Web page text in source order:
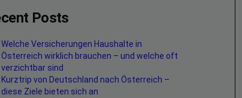
Posts
Welche Versicherungen Haushalte in
Österreich wirklich brauchen – und welche oft
verzichtbar sind
Kurztrip von Deutschland nach Österreich –
diese Ziele bieten sich an